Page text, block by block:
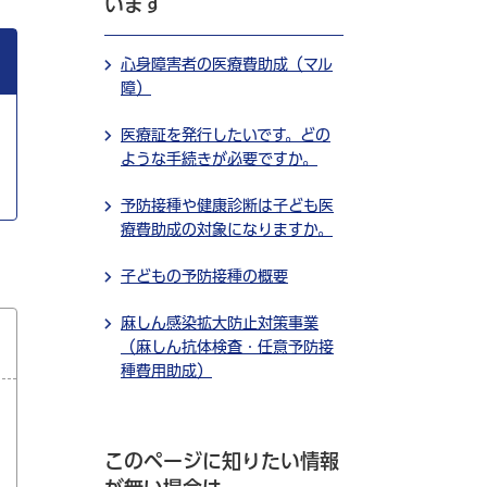
います
心身障害者の医療費助成（マル
障）
医療証を発行したいです。どの
ような手続きが必要ですか。
予防接種や健康診断は子ども医
療費助成の対象になりますか。
子どもの予防接種の概要
麻しん感染拡大防止対策事業
（麻しん抗体検査・任意予防接
種費用助成）
このページに知りたい情報